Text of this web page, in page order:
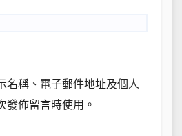
名稱、電子郵件地址及個人
發佈留言時使用。